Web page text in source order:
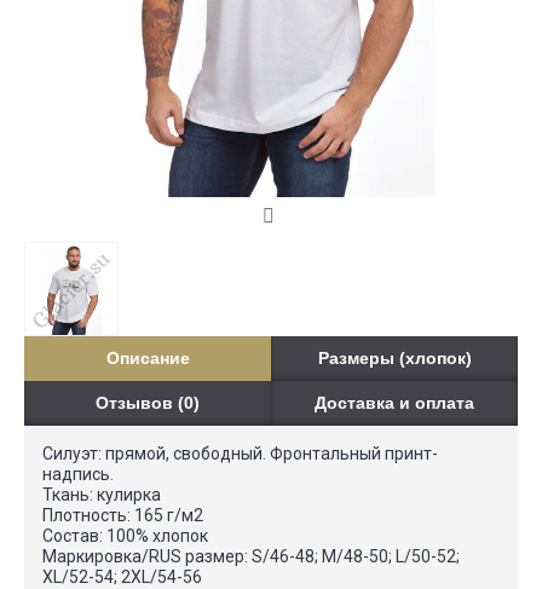
Описание Размеры (хлопок)
Отзывов (0) Доставка и оплата
Силуэт: прямой, свободный. Фронтальный принт-
надпись.
Ткань: кулирка
Плотность: 165 г/м2
Состав: 100% хлопок
Маркировка/RUS размер: S/46-48; M/48-50; L/50-52;
XL/52-54; 2XL/54-56